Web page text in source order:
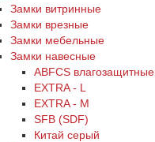
Замки витринные
Замки врезные
Замки мебельные
Замки навесные
ABFCS влагозащитные
EXTRA - L
EXTRA - М
SFB (SDF)
Китай серый